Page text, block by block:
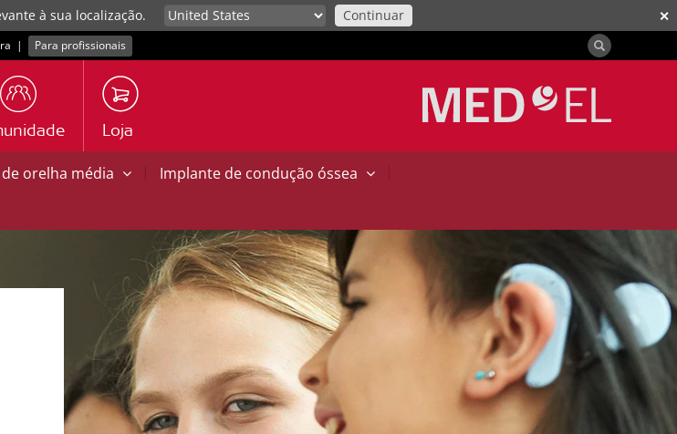
✕
à sua localização. Continuar
| Para profissionais
Loja
orelha média | Implante de condução óssea
|